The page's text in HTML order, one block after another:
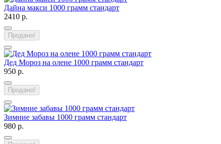
Дайна макси 1000 грамм стандарт
2410 р.
Продано!
Дед Мороз на олене 1000 грамм стандарт
950 р.
Продано!
Зимние забавы 1000 грамм стандарт
980 р.